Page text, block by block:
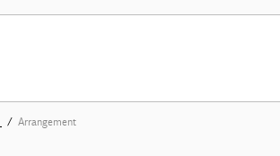
Arrangement